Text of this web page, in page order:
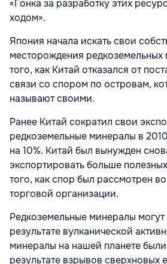
«Гонка за разработку этих
ходом».
Япония начала искать свои
месторождения
того, как Китай отказался от
связи со спором по островам,
называют своими.
Ранее Китай сократил свои
редкоземельные минералы в
на 10%. Китай был вынужден
экспортировать больше
того, как спор был рассмотрен
торговой организации.
Редкоземельные минералы
результате вулканической
минералы на нашей планете
результате взрывов сверхновых